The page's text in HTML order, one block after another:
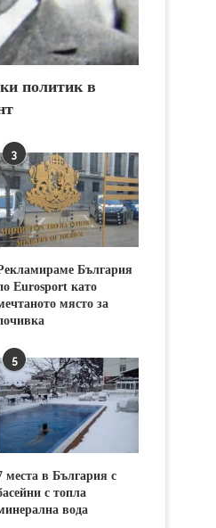
политик в
3
България
Eurosport като
място за
5
места в България с
с топла
вода